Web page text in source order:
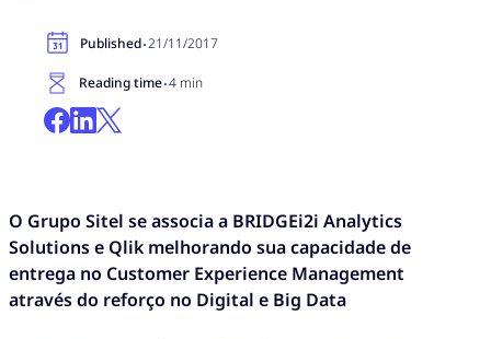
Published·21/11/2017
Reading time·4 min
O Grupo Sitel se associa a BRIDGEi2i Analytics
Solutions e Qlik melhorando sua capacidade de
entrega no Customer Experience Management
através do reforço no Digital e Big Data